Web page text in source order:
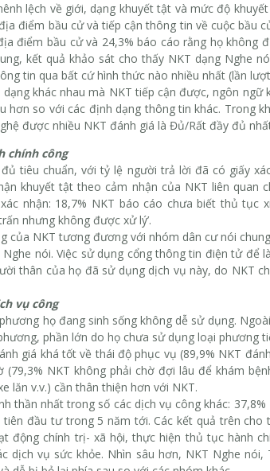
lệch về giới, dạng khuyết tật và mức độ
điểm bầu cử và tiếp cận thông tin về cuộc bầu
điểm bầu cử và 24,3% báo cáo rằng họ không
kết quả khảo sát cho thấy NKT dạng Nghe
tin qua bất cứ hình thức nào nhiều nhất (lần
khác nhau mà NKT tiếp cận được, ngôn ngữ
hơn so với các định dạng thông tin khác. Trong
được nhiều NKT đánh giá là Đủ/Rất đầy đủ
chính công
tiêu chuẩn, với tỷ lệ người trả lời đã có giấy
khuyết tật theo cảm nhận của NKT liên quan
nhận: 18,7% NKT báo cáo chưa biết thủ tục
nhưng không được xử lý’.
của NKT tương đương với nhóm dân cư nói
nói. Việc sử dụng cổng thông tin điện tử để
thân của họ đã sử dụng dịch vụ này, do NKT
vụ công
họ đang sinh sống không dễ sử dụng.
phần lớn do họ chưa sử dụng loại phương
giá khá tốt về thái độ phục vụ (89,9% NKT
NKT không phải chờ đợi lâu để khám
lăn v.v.) cần thân thiện hơn với NKT.
thần nhất trong số các dịch vụ công khác:
đầu tư trong 5 năm tới. Các kết quả trên cho
động chính trị- xã hội, thực hiện thủ tục hành
dịch vụ sức khỏe. Nhìn sâu hơn, NKT Nghe